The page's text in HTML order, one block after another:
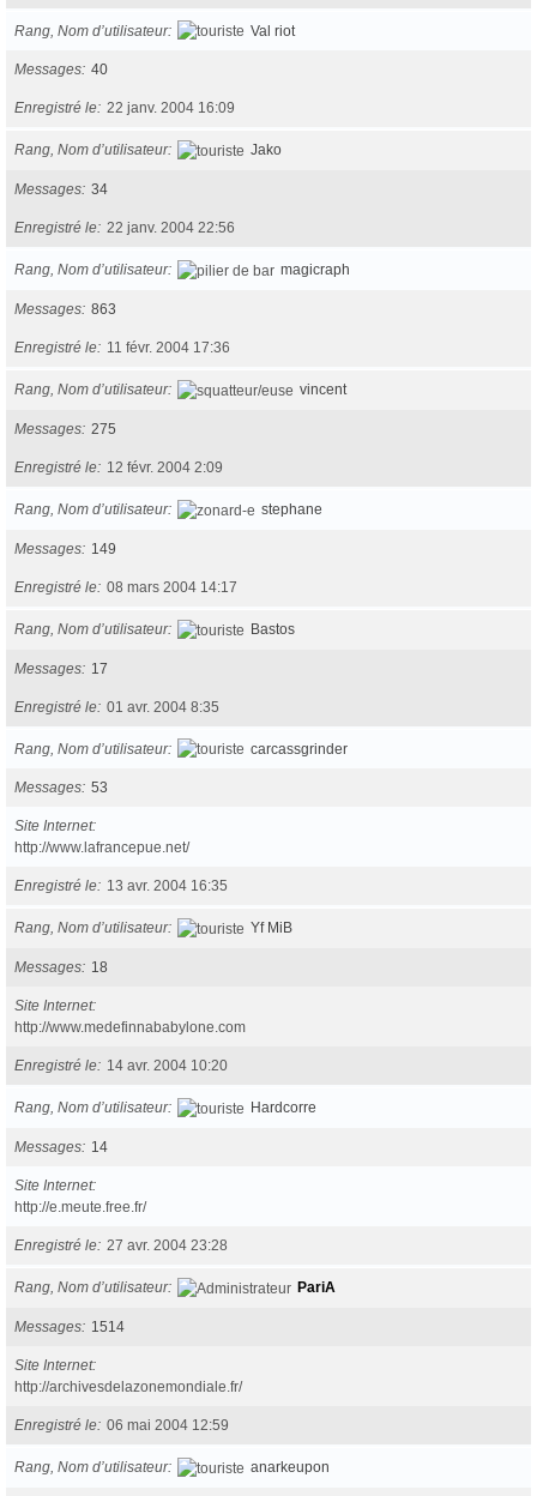
Rang, Nom d’utilisateur Val riot
Messages 40
Enregistré le 22 janv. 2004 16:09
Rang, Nom d’utilisateur Jako
Messages 34
Enregistré le 22 janv. 2004 22:56
Rang, Nom d’utilisateur magicraph
Messages 863
Enregistré le 11 févr. 2004 17:36
Rang, Nom d’utilisateur vincent
Messages 275
Enregistré le 12 févr. 2004 2:09
Rang, Nom d’utilisateur stephane
Messages 149
Enregistré le 08 mars 2004 14:17
Rang, Nom d’utilisateur Bastos
Messages 17
Enregistré le 01 avr. 2004 8:35
Rang, Nom d’utilisateur carcassgrinder
Messages 53
Site Internet
http://www.lafrancepue.net/
Enregistré le 13 avr. 2004 16:35
Rang, Nom d’utilisateur Yf MiB
Messages 18
Site Internet
http://www.medefinnababylone.com
Enregistré le 14 avr. 2004 10:20
Rang, Nom d’utilisateur Hardcorre
Messages 14
Site Internet
http://e.meute.free.fr/
Enregistré le 27 avr. 2004 23:28
Rang, Nom d’utilisateur PariA
Messages 1514
Site Internet
http://archivesdelazonemondiale.fr/
Enregistré le 06 mai 2004 12:59
Rang, Nom d’utilisateur anarkeupon